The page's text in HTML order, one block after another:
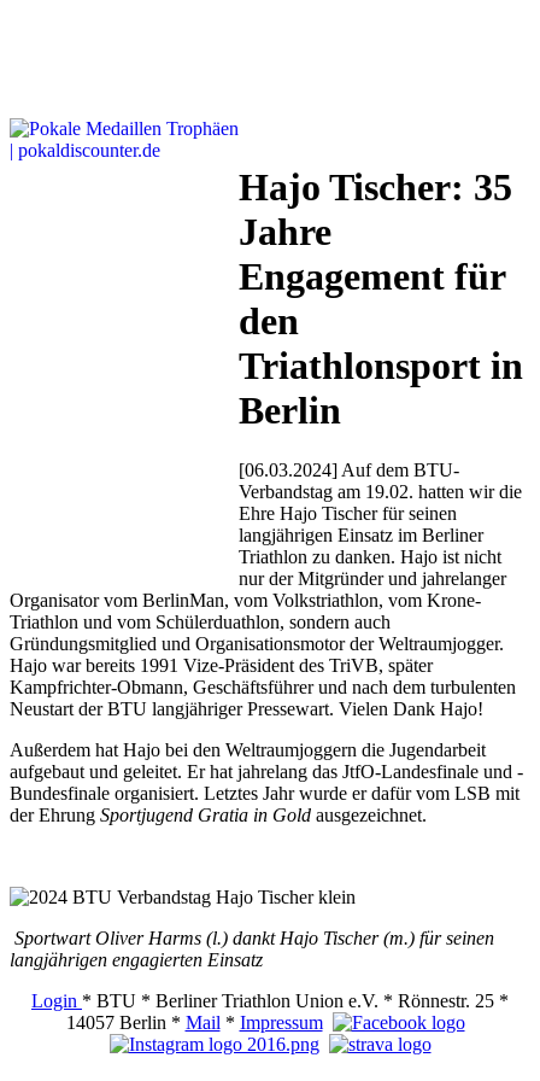
Hajo Tischer: 35
Jahre
Engagement für
den
Triathlonsport in
Berlin
[06.03.2024] Auf dem BTU-
Verbandstag am 19.02. hatten wir die
Ehre Hajo Tischer für seinen
langjährigen Einsatz im Berliner
Triathlon zu danken. Hajo ist nicht
nur der Mitgründer und jahrelanger
Organisator vom BerlinMan, vom Volkstriathlon, vom Krone-
Triathlon und vom Schülerduathlon, sondern auch
Gründungsmitglied und Organisationsmotor der Weltraumjogger.
Hajo war bereits 1991 Vize-Präsident des TriVB, später
Kampfrichter-Obmann, Geschäftsführer und nach dem turbulenten
Neustart der BTU langjähriger Pressewart. Vielen Dank Hajo!
Außerdem hat Hajo bei den Weltraumjoggern die Jugendarbeit
aufgebaut und geleitet. Er hat jahrelang das JtfO-Landesfinale und -
Bundesfinale organisiert. Letztes Jahr wurde er dafür vom LSB mit
der Ehrung Sportjugend Gratia in Gold ausgezeichnet.
Sportwart Oliver Harms (l.) dankt Hajo Tischer (m.) für seinen
langjährigen engagierten Einsatz
Login * BTU * Berliner Triathlon Union e.V. * Rönnestr. 25 *
14057 Berlin * Mail * Impressum